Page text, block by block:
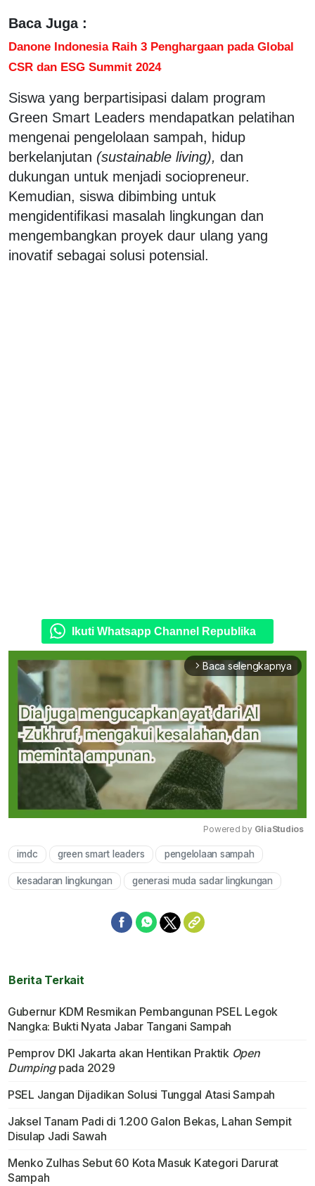
Baca Juga :
Danone Indonesia Raih 3 Penghargaan pada Global
CSR dan ESG Summit 2024
Siswa yang berpartisipasi dalam program
Green Smart Leaders mendapatkan pelatihan
mengenai pengelolaan sampah, hidup
berkelanjutan (sustainable living), dan
dukungan untuk menjadi sociopreneur.
Kemudian, siswa dibimbing untuk
mengidentifikasi masalah lingkungan dan
mengembangkan proyek daur ulang yang
inovatif sebagai solusi potensial.
Ikuti Whatsapp Channel Republika
arrow_forward_ios Baca selengkapnya
Mute
Powered by GliaStudios
imdc green smart leaders pengelolaan sampah
kesadaran lingkungan generasi muda sadar lingkungan
Berita Terkait
Gubernur KDM Resmikan Pembangunan PSEL Legok
Nangka: Bukti Nyata Jabar Tangani Sampah
Pemprov DKI Jakarta akan Hentikan Praktik Open
Dumpingpada 2029
PSEL Jangan Dijadikan Solusi Tunggal Atasi Sampah
Jaksel Tanam Padi di 1.200 Galon Bekas, Lahan Sempit
Disulap Jadi Sawah
Menko Zulhas Sebut 60 Kota Masuk Kategori Darurat
Sampah